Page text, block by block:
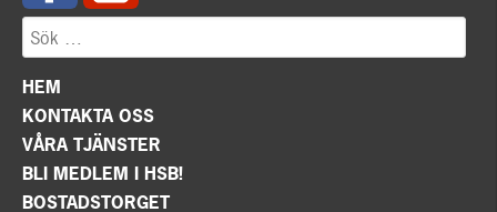
HEM
KONTAKTA OSS
VÅRA TJÄNSTER
BLI MEDLEM I HSB!
BOSTADSTORGET